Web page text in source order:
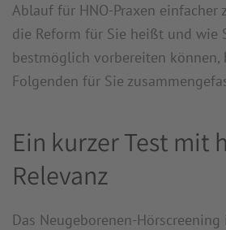
Ablauf für HNO-Praxen einfacher
die Reform für Sie heißt und wie
bestmöglich vorbereiten können,
Folgenden für Sie
Ein kurzer Test mit
Relevanz
Das Neugeborenen-